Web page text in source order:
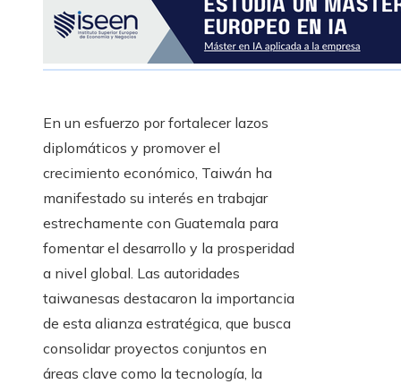
En un esfuerzo por fortalecer lazos
diplomáticos y promover el
crecimiento económico, Taiwán ha
manifestado su interés en trabajar
estrechamente con Guatemala para
fomentar el desarrollo y la prosperidad
a nivel global. Las autoridades
taiwanesas destacaron la importancia
de esta alianza estratégica, que busca
consolidar proyectos conjuntos en
áreas clave como la tecnología, la